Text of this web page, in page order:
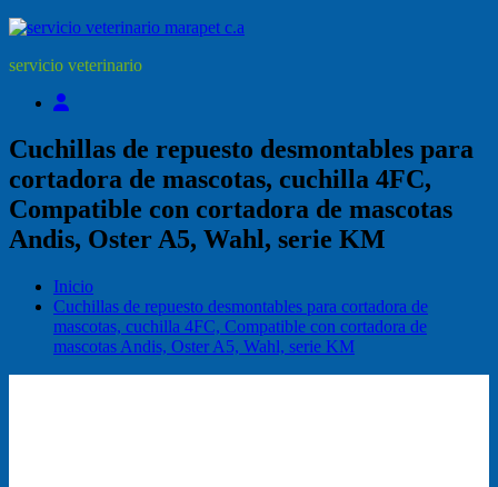
servicio veterinario
Cuchillas de repuesto desmontables para
cortadora de mascotas, cuchilla 4FC,
Compatible con cortadora de mascotas
Andis, Oster A5, Wahl, serie KM
Inicio
Cuchillas de repuesto desmontables para cortadora de
mascotas, cuchilla 4FC, Compatible con cortadora de
mascotas Andis, Oster A5, Wahl, serie KM